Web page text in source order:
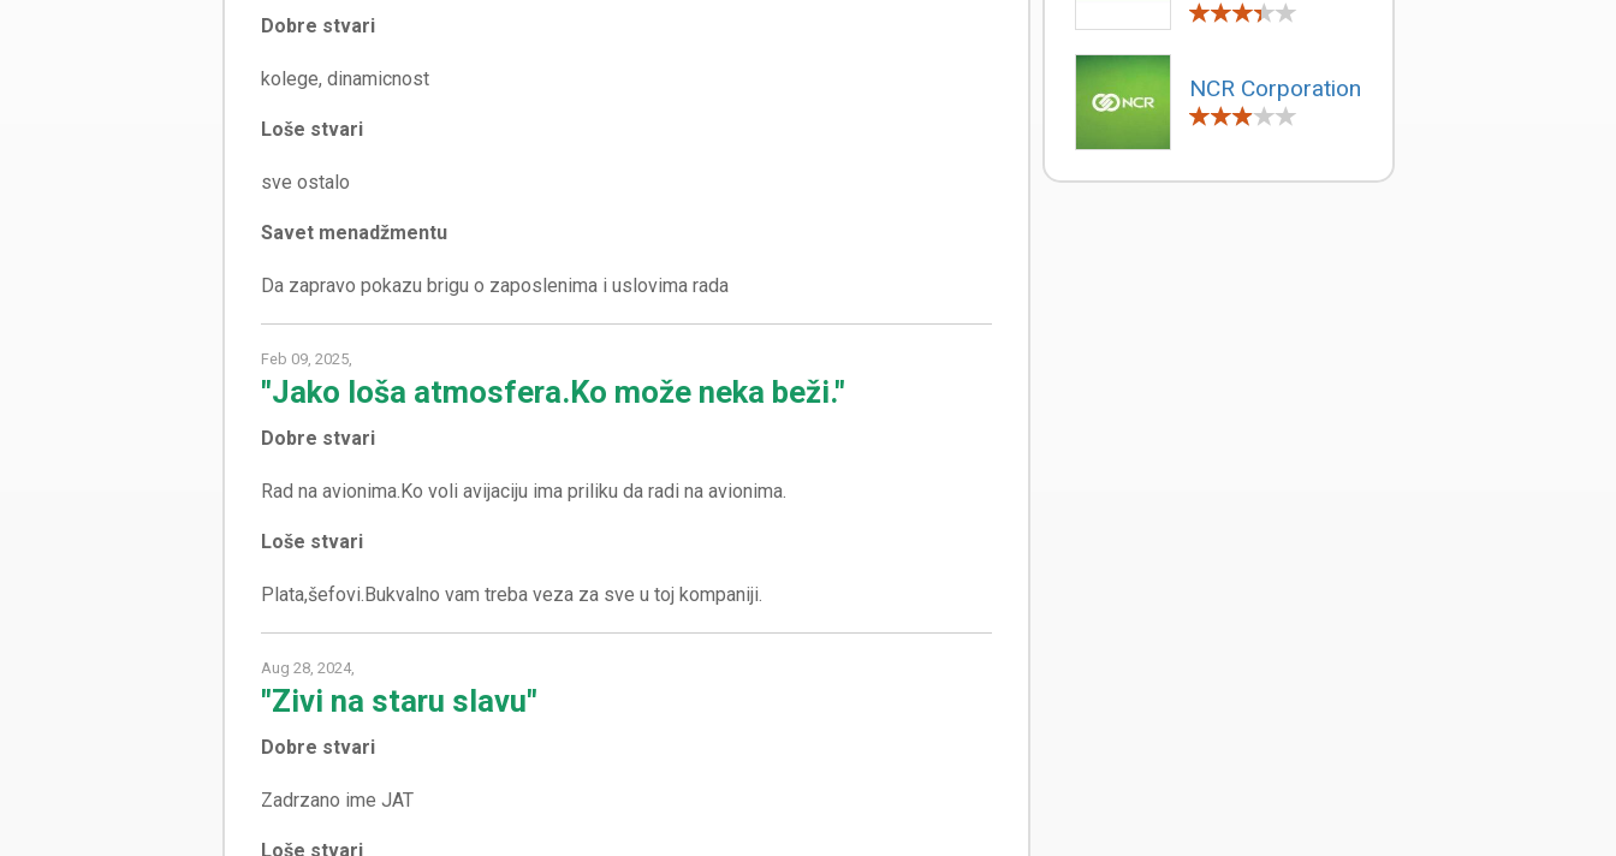
Dobre stvari
kolege, dinamicnost
Loše stvari
Savet menadžmentu
Da zapravo pokazu brigu o zaposlenima i uslovima rada
Feb 09, 2025,
"Jako loša atmosfera.Ko može neka beži."
Dobre stvari
Loše stvari
Aug 28, 2024,
"Zivi na staru slavu"
Dobre stvari
Zadrzano ime JAT
Loše stvari
NCR Corporation